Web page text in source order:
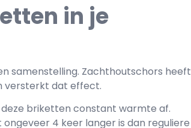
in je
samenstelling. Zachthoutschors heeft
versterkt dat effect.
briketten constant warmte af.
4 keer langer is dan reguliere